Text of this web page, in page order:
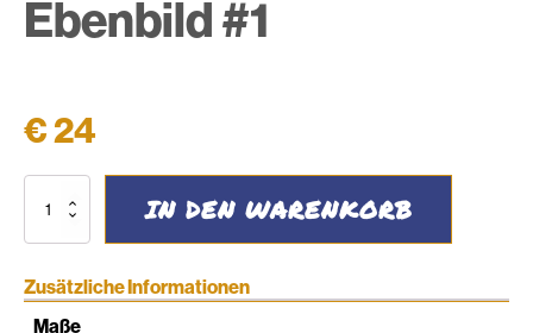
Ebenbild #1
€24
Säckchen
#1
IN DEN WARENKORB
Zusätzliche Informationen
Maße